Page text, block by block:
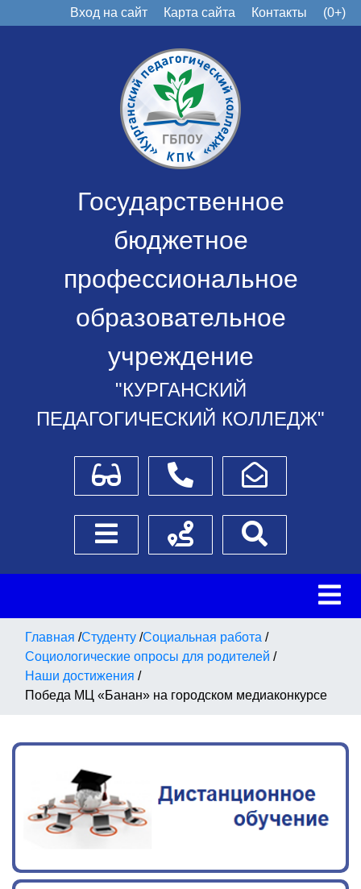
Вход на сайт Карта сайта Контакты (0+)
Государственное
бюджетное
профессиональное
образовательное
учреждение
"КУРГАНСКИЙ
ПЕДАГОГИЧЕСКИЙ КОЛЛЕДЖ"
Для слабовидящихТелефоныНаписать обращение
Боковое менюСхема проезда
Главная /Студенту /Социальная работа /
Социологические опросы для родителей /
Наши достижения /
Победа МЦ «Банан» на городском медиаконкурсе